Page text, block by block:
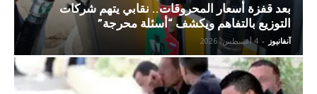
بعد قفزة أسعار المحروقات.. نقابي يتهم شركات
التوزيع بالتفاهم ويكشف “أسئلة محرجة”
آنفانيوز - 4 أغسطس، 2026